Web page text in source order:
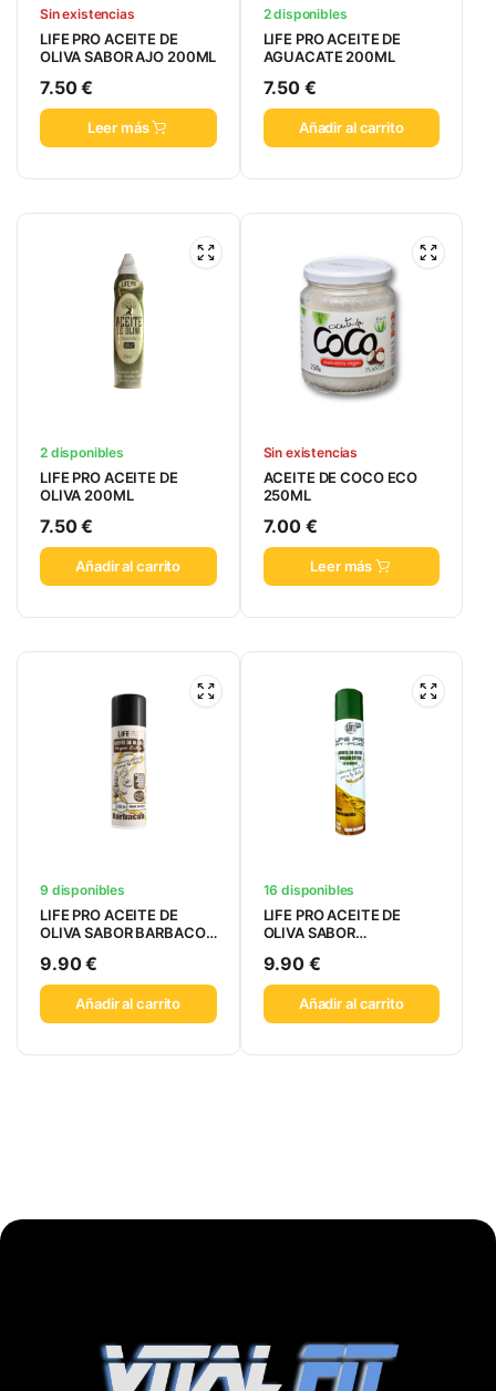
Sin existencias
LIFE PRO ACEITE DE
OLIVA SABOR AJO 200ML
7.50€
Leer más
2 disponibles
LIFE PRO ACEITE DE
AGUACATE 200ML
7.50 €
Añadir al carrito
2 disponibles
LIFE PRO ACEITE DE
OLIVA 200ML
7.50€
Añadir al carrito
Sin existencias
ACEITE DE COCO ECO
250ML
7.00 €
Leer más
9 disponibles
LIFE PRO ACEITE DE
OLIVA SABOR BARBACOA
9.90€
Añadir al carrito
16 disponibles
LIFE PRO ACEITE DE
OLIVA SABOR
9.90 €
Añadir al carrito